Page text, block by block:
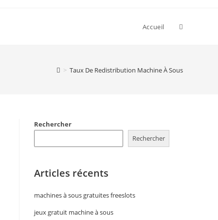
Accueil
> Taux De Redistribution Machine À Sous
Rechercher
Rechercher
Articles récents
machines à sous gratuites freeslots
jeux gratuit machine à sous